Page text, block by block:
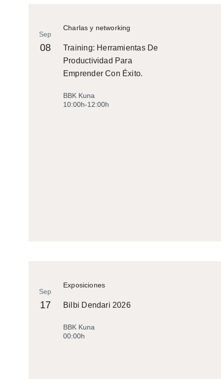
Charlas y networking
Sep
08
Training: Herramientas De
Productividad Para
Emprender Con Éxito.
BBK Kuna
10:00h-12:00h
Exposiciones
Sep
17 Bilbi Dendari 2026
BBK Kuna
00:00h